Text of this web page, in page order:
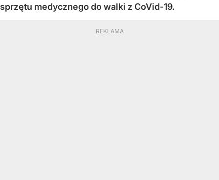
sprzętu medycznego do walki z CoVid-19.